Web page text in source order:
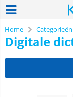
Home Categorieën
Digitale